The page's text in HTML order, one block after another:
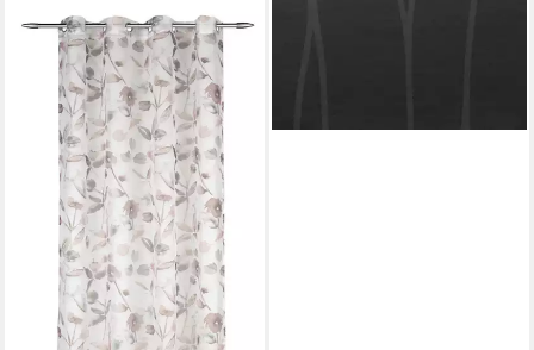
Gardine Asra (1 St), Ösen,
halbtransparent, Fertigschal
26,39 €
lieferbar - in 6-8 Werktagen bei dir